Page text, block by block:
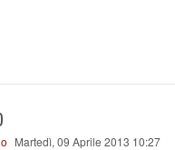
Martedì, 09 Aprile 2013 10:27